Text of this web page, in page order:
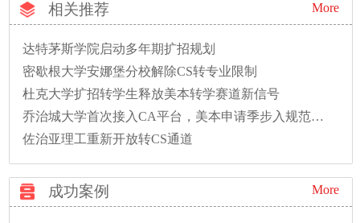
相关推荐 More
达特茅斯学院启动多年期扩招规划
密歇根大学安娜堡分校解除CS转专业限制
杜克大学扩招转学生释放美本转学赛道新信号
乔治城大学首次接入CA平台，美本申请季步入规范新时代
佐治亚理工重新开放转CS通道
成功案例 More